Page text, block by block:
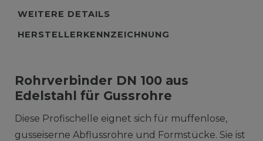
WEITERE DETAILS
HERSTELLERKENNZEICHNUNG
Rohrverbinder DN 100 aus
Edelstahl für Gussrohre
Diese Profischelle eignet sich für muffenlose,
gusseiserne Abflussrohre und Formstücke. Sie ist